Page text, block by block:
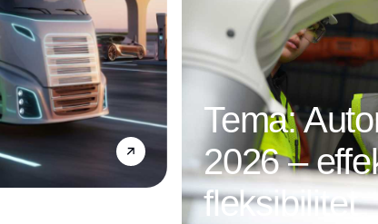
Tema:
2026 –
fleksibilitet